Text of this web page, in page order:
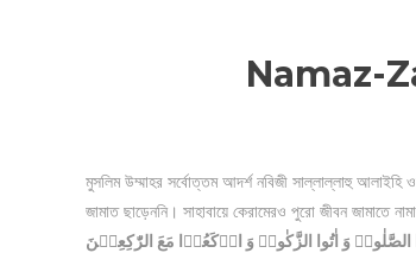
Namaz-
মুসলিম উম্মাহর সর্বোত্তম আদর্শ নবিজী সাল্লাল্লাহু
জামাত ছাড়েননি। সাহাবায়ে কেরামেরও পুরো জীবন জামাতে
الصَّلٰوۃَ وَ اٰتُوا الزَّکٰوۃَ وَ ارۡکَعُوۡا مَعَ الرّٰکِعِیۡنَ